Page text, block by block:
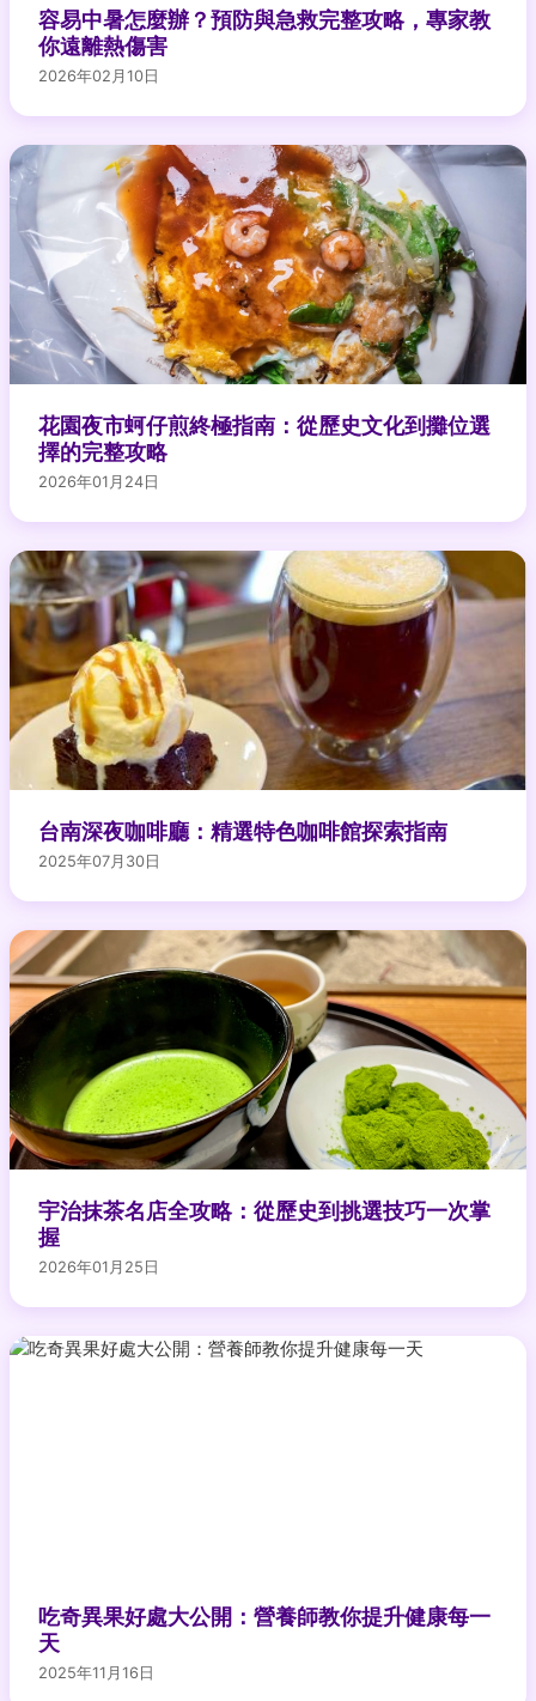
容易中暑怎麼辦？預防與急救完整攻略，專家教
你遠離熱傷害
2026年02月10日
花園夜市蚵仔煎終極指南：從歷史文化到攤位選
擇的完整攻略
2026年01月24日
台南深夜咖啡廳：精選特色咖啡館探索指南
2025年07月30日
宇治抹茶名店全攻略：從歷史到挑選技巧一次掌
握
2026年01月25日
吃奇異果好處大公開：營養師教你提升健康每一
天
2025年11月16日